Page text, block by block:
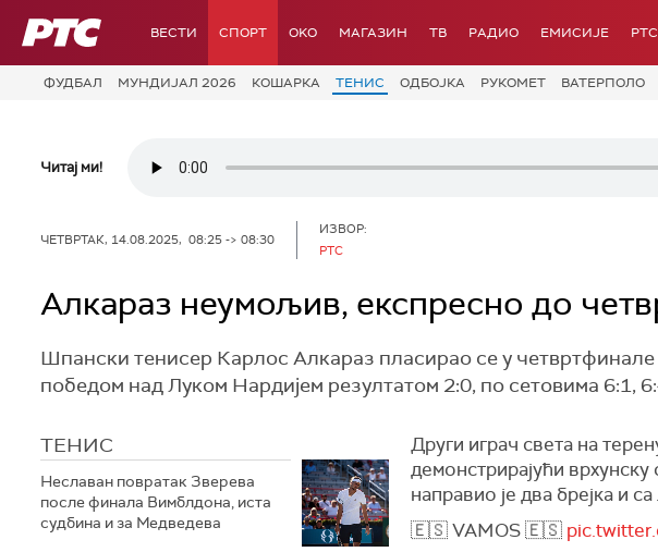
РТС ВЕСТИ СПОРТ OKO МАГАЗИН ТВ РАДИО ЕМИСИЈЕ РТС
ФУДБАЛ МУНДИЈАЛ 2026 КОШАРКА ТЕНИС ОДБОЈКА РУКОМЕТ ВАТЕРПОЛО
Читај ми!
ЧЕТВРТАК, 14.08.2025, 08:25 -> 08:30
ИЗВОР:
РТС
Алкараз неумољив, експресно до
Шпански тенисер Карлос Алкараз пласирао се у
победом над Луком Нардијем резултатом 2:0, по сетовима 6:1,
ТЕНИС
Неславан повратак Зверева
после финала Вимблдона, иста
судбина и за Медведева
Други играч света на
демонстрирајући
направио је два брејка и
🇪🇸 VAMOS 🇪🇸